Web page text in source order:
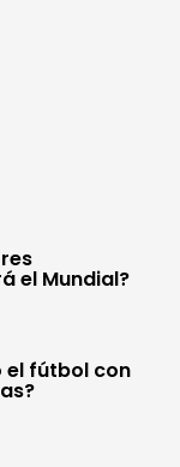
el Mundial?
el fútbol con